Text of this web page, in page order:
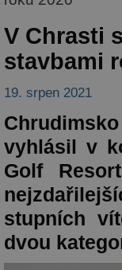
V Chrasti
stavbami
19. srpen 2021
vyhlásil v
Golf
stupních
dvou